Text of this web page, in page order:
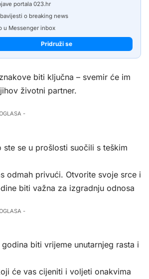
portala 023.hr
o breaking news
u Messenger inbox
Pridruži se
biti ključna – svemir će im
životni partner.
-
se u prošlosti suočili s teškim
odmah privući. Otvorite svoje srce i
biti važna za izgradnju odnosa
-
biti vrijeme unutarnjeg rasta i
će vas cijeniti i voljeti onakvima